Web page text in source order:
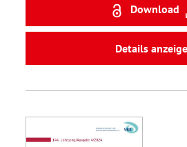
Download
Details